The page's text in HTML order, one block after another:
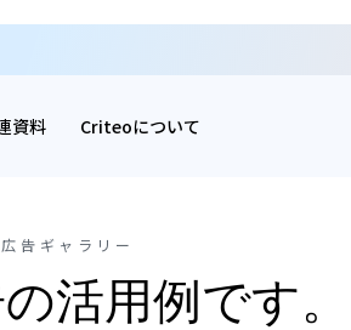
資料 Criteoについて
広告ギャラリー
活用例です。